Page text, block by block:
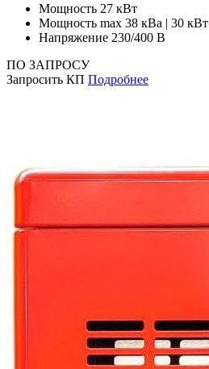
Мощность 27 кВт
Мощность max 38 кВа | 30 кВт
Напряжение 230/400 В
ПО ЗАПРОСУ
Запросить КП Подробнее